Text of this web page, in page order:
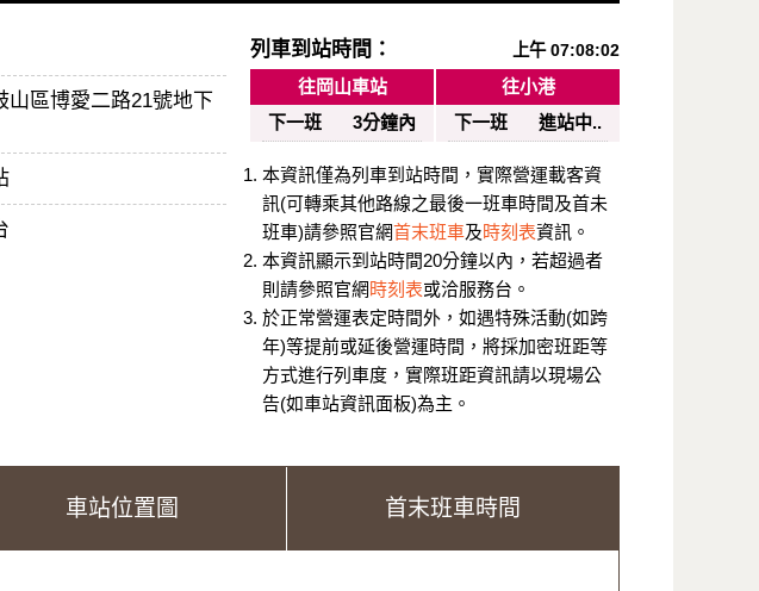
山區博愛二路21號地下
列車到站時間： 上午 07:08:02
往岡山車站
下一班
3分鐘內
往小港
下一班
進站中..
本資訊僅為列車到站時間，實際營運載客資
訊(可轉乘其他路線之最後一班車時間及首未
班車)請參照官網首末班車及時刻表資訊。
本資訊顯示到站時間20分鐘以內，若超過者
則請參照官網 時刻表或洽服務台。
於正常營運表定時間外，如遇特殊活動(如跨
年)等提前或延後營運時間，將採加密班距等
方式進行列車度，實際班距資訊請以現場公
告(如車站資訊面板)為主。
車站位置圖 首末班車時間